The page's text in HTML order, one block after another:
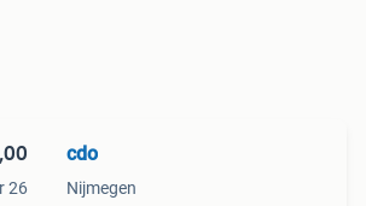
26
cdo
Nijmegen